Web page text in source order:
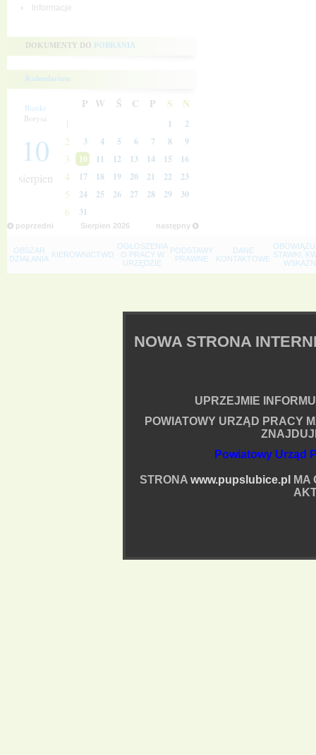
Informacje
DOKUMENTY DO POBRANIA
Kalendarium
Bianki
Borysa
10
sierpien
P W Ś C P S N
1 1 2
2 3 4 5 6 7 8 9
3 10 11 12 13 14 15 16
4 17 18 19 20 21 22 23
5 24 25 26 27 28 29 30
6 31
poprzedni następny
Sierpien 2026
OBSZAR
DZIAŁANIA KIEROWNICTWO
OGŁOSZENIA
O PRACY W
URZĘDZIE
PODSTAWY
PRAWNE
DANE
KONTAKTOWE STAWKI,
NOWA STRONA
UPRZEJMIE
POWIATOWY URZĄD PRACY
Powiatowy Urząd
STRONA www.pupslubice.pl
MA